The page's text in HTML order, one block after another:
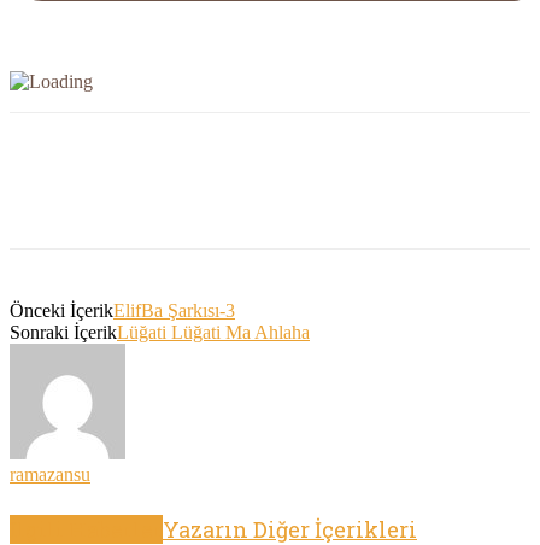
Önceki İçerikElifBa Şarkısı-3
Sonraki İçerikLüğati Lüğati Ma Ahlaha
ramazansu
Yazarın Diğer İçerikleri